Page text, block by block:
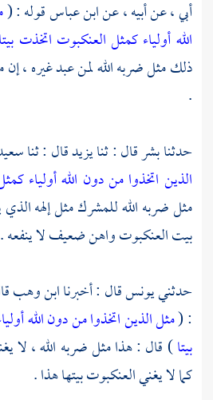
أبي ، عن أبيه ، عنابن عباسقوله : (
الله أولياء كمثل العنكبوت اتخذت بيتا
ذلك مثل ضربه الله لمن عبد غيره ،
.
حدثنابشرقال : ثنايزيدقال : ثنا
الذين اتخذوا من دون الله أولياء
مثل ضربه الله للمشرك مثل إلهه
بيت العنكبوت واهن ضعيف لا ينفعه .
حدثنييونسقال : أخبرناابن وهب
: (مثل الذين اتخذوا من دون الله
بيتا) قال : هذا مثل ضربه الله ، لا
كما لا يغني العنكبوت بيتها هذا .